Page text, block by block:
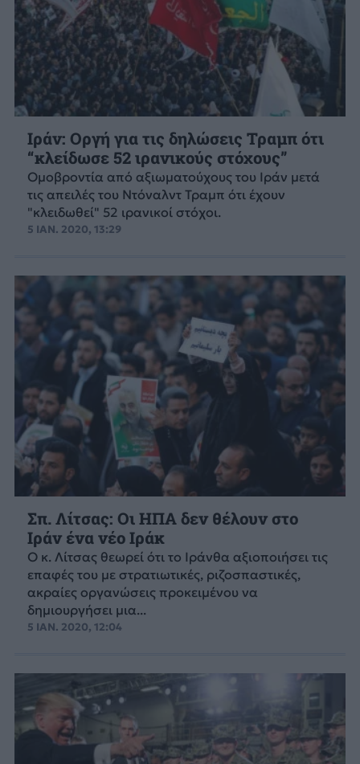
Ιράν: Οργή για τις δηλώσεις Τραμπ ότι
“κλείδωσε 52 ιρανικούς στόχους”
Ομοβροντία από αξιωματούχους του Ιράν μετά
τις απειλές του Ντόναλντ Τραμπ ότι έχουν
"κλειδωθεί" 52 ιρανικοί στόχοι.
5 ΙΑΝ. 2020, 13:29
Σπ. Λίτσας: Οι ΗΠΑ δεν θέλουν στο
Ιράν ένα νέο Ιράκ
Ο κ. Λίτσας θεωρεί ότι το Ιράνθα αξιοποιήσει τις
επαφές του με στρατιωτικές, ριζοσπαστικές,
ακραίες οργανώσεις προκειμένου να
δημιουργήσει μια...
5 ΙΑΝ. 2020, 12:04